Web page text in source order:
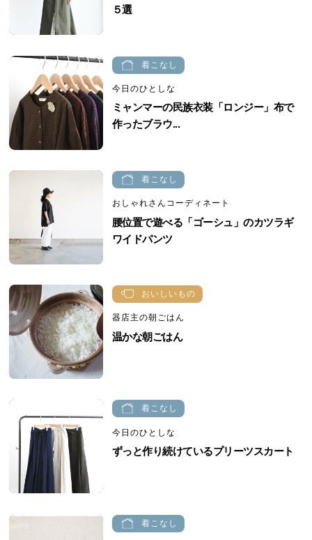
５選
着こなし
今日のひとしな
ミャンマーの民族衣装「ロンジー」布で
作ったブラウ...
着こなし
おしゃれさんコーディネート
腰位置で遊べる「ゴーシュ」のカツラギ
ワイドパンツ
おいしいもの
器店主の朝ごはん
温かな朝ごはん
着こなし
今日のひとしな
ずっと作り続けているプリーツスカート
着こなし